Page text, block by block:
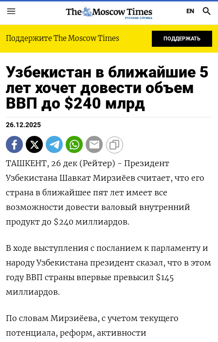
РУССКАЯ СЛУЖБА
EN
Поддержите The Moscow Times ПОДДЕРЖАТЬ
Узбекистан в ближайшие 5
лет хочет довести объем
ВВП до $240 млрд
26.12.2025
ТАШКЕНТ, 26 дек (Рейтер) - Президент
Узбекистана Шавкат Мирзиёев считает, что его
страна в ближайшее пят ⁠лет имеет все
возможности довести валовый внутренний
продукт до $240 миллиардов.
В ходе выступления с посланием к парламенту и
⁠народу Узбекистана президент ​сказал, что в этом
⁠году ВВП страны впервые превысил $145
миллиардов.
По словам Мирзиёева, ⁠с учетом текущего
потенциала, реформ, активности